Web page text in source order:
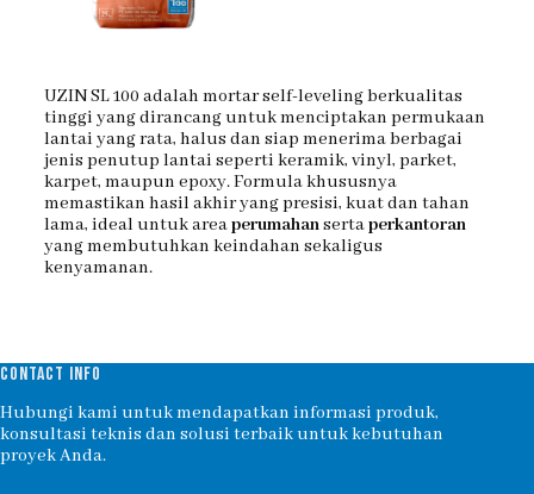
UZIN SL 100 adalah mortar self-leveling berkualitas
tinggi yang dirancang untuk menciptakan permukaan
lantai yang rata, halus dan siap menerima berbagai
jenis penutup lantai seperti keramik, vinyl, parket,
karpet, maupun epoxy. Formula khususnya
memastikan hasil akhir yang presisi, kuat dan tahan
lama, ideal untuk areaperumahansertaperkantoran
yang membutuhkan keindahan sekaligus
kenyamanan.
CONTACT INFO
Hubungi kami untuk mendapatkan informasi produk,
konsultasi teknis dan solusi terbaik untuk kebutuhan
proyek Anda.